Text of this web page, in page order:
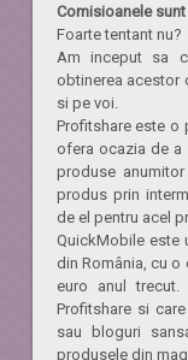
Comisioanele
Foarte tentant nu?
Am inceput sa
obtinerea acestor
si pe voi.
Profitshare este o
ofera ocazia de
produse
produs prin
de el pentru acel
QuickMobile este
din România, cu
euro anul
Profitshare si
sau bloguri
produsele din